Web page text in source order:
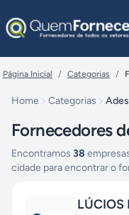
Página Inicial / Categorias /
Home Categorias
Fornecedores
Encontramos 38
cidade para encontrar o
LÚCIOS